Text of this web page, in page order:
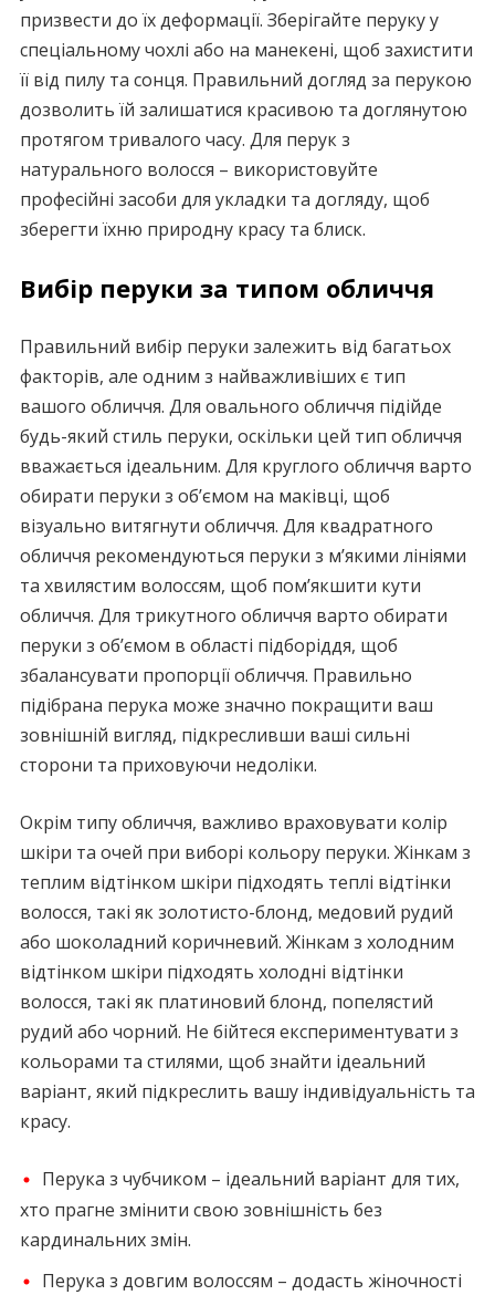
призвести до їх деформації. Зберігайте перуку у
спеціальному чохлі або на манекені, щоб захистити
її від пилу та сонця. Правильний догляд за перукою
дозволить їй залишатися красивою та доглянутою
протягом тривалого часу. Для перук з
натурального волосся – використовуйте
професійні засоби для укладки та догляду, щоб
зберегти їхню природну красу та блиск.
Вибір перуки за типом обличчя
Правильний вибір перуки залежить від багатьох
факторів, але одним з найважливіших є тип
вашого обличчя. Для овального обличчя підійде
будь-який стиль перуки, оскільки цей тип обличчя
вважається ідеальним. Для круглого обличчя варто
обирати перуки з об’ємом на маківці, щоб
візуально витягнути обличчя. Для квадратного
обличчя рекомендуються перуки з м’якими лініями
та хвилястим волоссям, щоб пом’якшити кути
обличчя. Для трикутного обличчя варто обирати
перуки з об’ємом в області підборіддя, щоб
збалансувати пропорції обличчя. Правильно
підібрана перука може значно покращити ваш
зовнішній вигляд, підкресливши ваші сильні
сторони та приховуючи недоліки.
Окрім типу обличчя, важливо враховувати колір
шкіри та очей при виборі кольору перуки. Жінкам з
теплим відтінком шкіри підходять теплі відтінки
волосся, такі як золотисто-блонд, медовий рудий
або шоколадний коричневий. Жінкам з холодним
відтінком шкіри підходять холодні відтінки
волосся, такі як платиновий блонд, попелястий
рудий або чорний. Не бійтеся експериментувати з
кольорами та стилями, щоб знайти ідеальний
варіант, який підкреслить вашу індивідуальність та
красу.
Перука з чубчиком – ідеальний варіант для тих,
хто прагне змінити свою зовнішність без
кардинальних змін.
Перука з довгим волоссям – додасть жіночності